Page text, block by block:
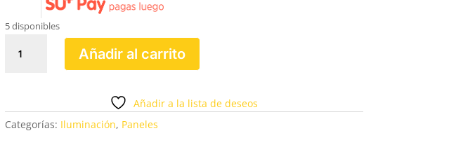
5 disponibles
800
PROFESIONALES
Añadir al carrito
Añadir a la lista de deseos
Categorías: Iluminación, Paneles